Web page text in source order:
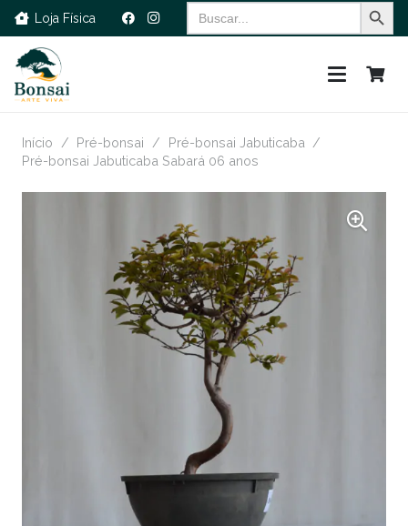
Loja Física
Search
for:
Início / Pré-bonsai / Pré-bonsai Jabuticaba /
Pré-bonsai Jabuticaba Sabará 06 anos